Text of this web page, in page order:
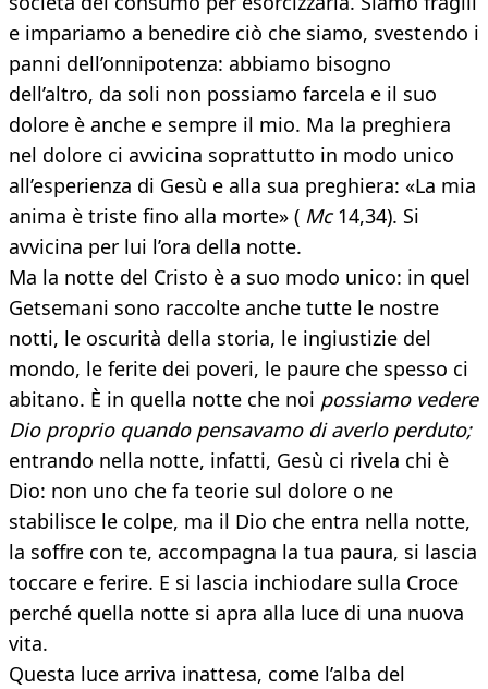
e impariamo a benedire ciò che siamo, svestendo i
panni dell’onnipotenza: abbiamo bisogno
dell’altro, da soli non possiamo farcela e il suo
dolore è anche e sempre il mio. Ma la preghiera
nel dolore ci avvicina soprattutto in modo unico
all’esperienza di Gesù e alla sua preghiera: «La mia
anima è triste fino alla morte» ( Mc14,34). Si
avvicina per lui l’ora della notte.
Ma la notte del Cristo è a suo modo unico: in quel
Getsemani sono raccolte anche tutte le nostre
notti, le oscurità della storia, le ingiustizie del
mondo, le ferite dei poveri, le paure che spesso ci
abitano. È in quella notte che noi possiamo vedere
Dio proprio quando pensavamo di averlo perduto;
entrando nella notte, infatti, Gesù ci rivela chi è
Dio: non uno che fa teorie sul dolore o ne
stabilisce le colpe, ma il Dio che entra nella notte,
la soffre con te, accompagna la tua paura, si lascia
toccare e ferire. E si lascia inchiodare sulla Croce
perché quella notte si apra alla luce di una nuova
vita.
Questa luce arriva inattesa, come l’alba del